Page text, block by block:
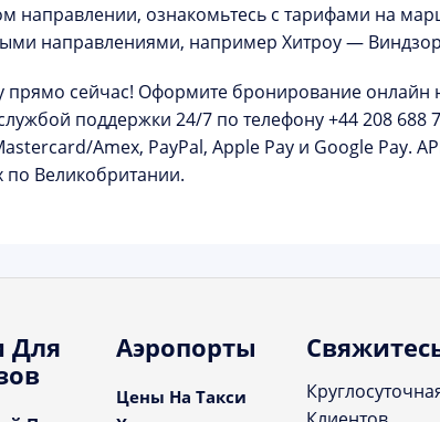
направлении, ознакомьтесь с тарифами на
направлениями, например Хитроу — Виндзор
прямо сейчас! Оформите бронирование онлайн
поддержки 24/7 по телефону+44 208 688
Amex, PayPal, Apple Pay и Google Pay.
по Великобритании.
Для
Аэропорты
Цены На Такси